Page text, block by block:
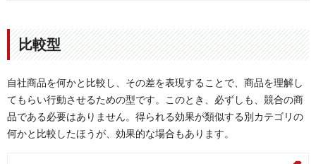
比較型
自社商品を何かと比較し、その差を表現することで、商品を理解し
てもらい行動させるための型です。このとき、必ずしも、競合の商
品である必要はありません。得られる効果が類似する別カテゴリの
何かと比較したほうが、効果的な場合もあります。